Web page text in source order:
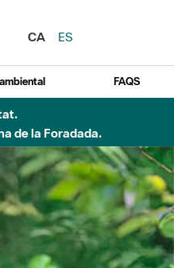
CA
ES
FAQS
de la Foradada.